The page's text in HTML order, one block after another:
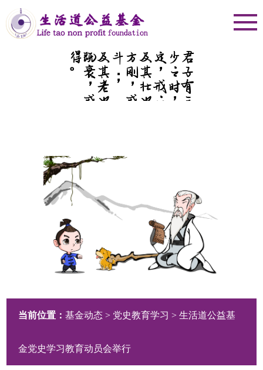
君子有三戒：
少
之
时
，
血
气
未
定
，
戒
之
在
色
；
及
其
壮
也
，
血
气
方
刚
，
戒
之
在
斗
；
及
其
老
也
，
血
气
既
衰
，
戒
之
在
得
。
当前位置：基金动态 > 党史教育学习 > 生活道公益基
金党史学习教育动员会举行